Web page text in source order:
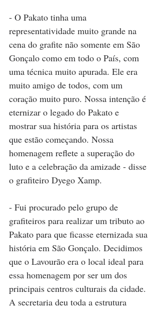
- O Pakato tinha uma
representatividade muito grande na
cena do grafite não somente em São
Gonçalo como em todo o País, com
uma técnica muito apurada. Ele era
muito amigo de todos, com um
coração muito puro. Nossa intenção é
eternizar o legado do Pakato e
mostrar sua história para os artistas
que estão começando. Nossa
homenagem reflete a superação do
luto e a celebração da amizade - disse
o grafiteiro Dyego Xamp.
- Fui procurado pelo grupo de
grafiteiros para realizar um tributo ao
Pakato para que ficasse eternizada sua
história em São Gonçalo. Decidimos
que o Lavourão era o local ideal para
essa homenagem por ser um dos
principais centros culturais da cidade.
A secretaria deu toda a estrutura